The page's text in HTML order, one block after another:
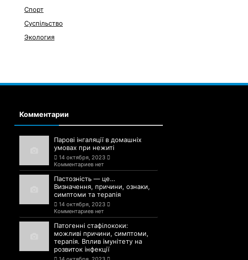
Спорт
Суспільство
Экология
Комментарии
Парові інгаляції в домашніх
умовах при нежиті
14 октября, 2023
Комментариев нет
Пастозність — це…
Визначення, причини, ознаки,
симптоми та терапія
14 октября, 2023
Комментариев нет
Патогенні стафілококи:
можливі причини, симптоми,
терапія. Вплив імунітету на
розвиток інфекції